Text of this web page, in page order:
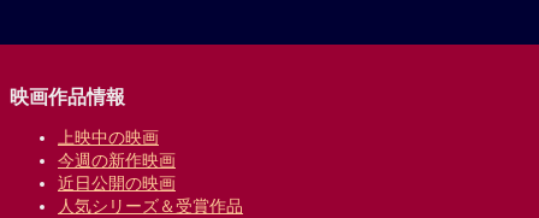
映画作品情報
上映中の映画
今週の新作映画
近日公開の映画
人気シリーズ＆受賞作品